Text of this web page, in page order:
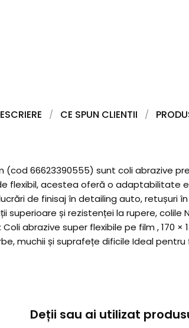
CE SPUN CLIENTII
(cod 66623390555) sunt coli
flexibil, acestea oferă o adaptabilitate
de finisaj în detailing auto, retușuri
și rezistenței la rupere,
abrazive super flexibile pe film , 170 ×
muchii și suprafețe dificile Ideal
Deții sau ai utilizat